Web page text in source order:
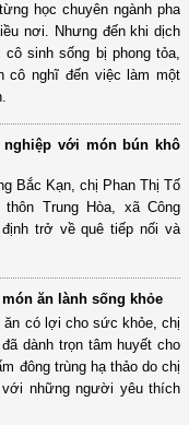
học chuyên ngành pha
nơi. Nhưng đến khi dịch
sinh sống bị phong tỏa,
cô nghĩ đến việc làm một
với món bún khô
Bắc Kạn, chị Phan Thị Tố
Trung Hòa, xã Công
trở về quê tiếp nối và
ăn lành sống khỏe
ăn có lợi cho sức khỏe, chị
dành trọn tâm huyết cho
đông trùng hạ thảo do chị
những người yêu thích